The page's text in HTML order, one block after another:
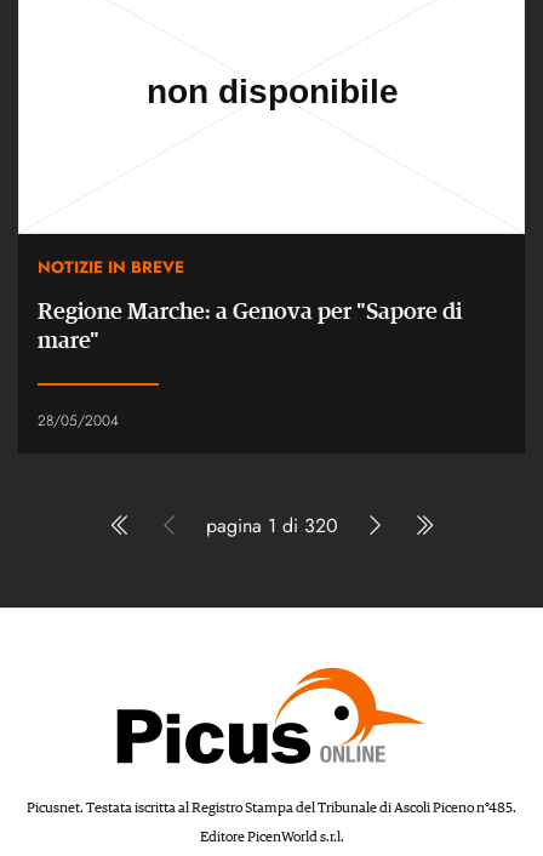
NOTIZIE IN BREVE
Regione Marche: a Genova per "Sapore di
mare"
28/05/2004
pagina 1 di 320
Picusnet. Testata iscritta al Registro Stampa del Tribunale di Ascoli Piceno n°485.
Editore PicenWorld s.r.l.